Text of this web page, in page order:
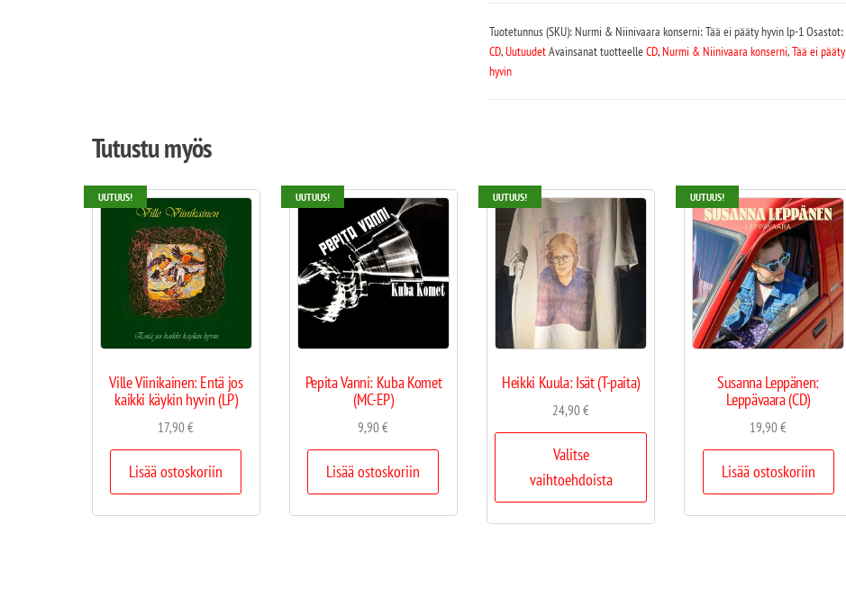
Tuotetunnus (SKU): Nurmi & Niinivaara konserni: Tää ei pääty hyvin lp-1Osastot:
CD,UutuudetAvainsanat tuotteelleCD,Nurmi & Niinivaara konserni,Tää ei pääty
hyvin
Tutustu myös
UUTUUS!
Ville Viinikainen: Entä jos
kaikki käykin hyvin (LP)
17,90€
Lisää ostoskoriin
UUTUUS!
Pepita Vanni: Kuba Komet
(MC-EP)
9,90€
Lisää ostoskoriin
UUTUUS!
Heikki Kuula: Isät (T-paita)
24,90€
Valitse
vaihtoehdoista
UUTUUS!
Susanna Leppänen:
Leppävaara (CD)
19,90€
Lisää ostoskoriin